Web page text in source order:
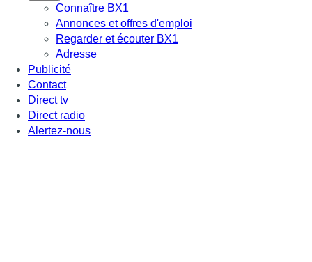
Connaître BX1
Annonces et offres d'emploi
Regarder et écouter BX1
Adresse
Publicité
Contact
Direct tv
Direct radio
Alertez-nous